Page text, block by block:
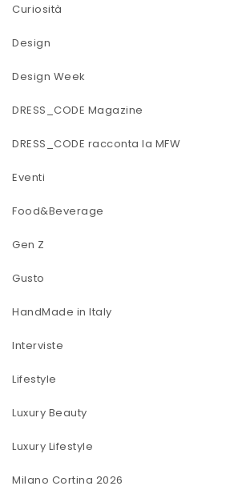
Curiosità
Design
Design Week
DRESS_CODE Magazine
DRESS_CODE racconta la MFW
Eventi
Food&Beverage
Gen Z
Gusto
HandMade in Italy
Interviste
Lifestyle
Luxury Beauty
Luxury Lifestyle
Milano Cortina 2026